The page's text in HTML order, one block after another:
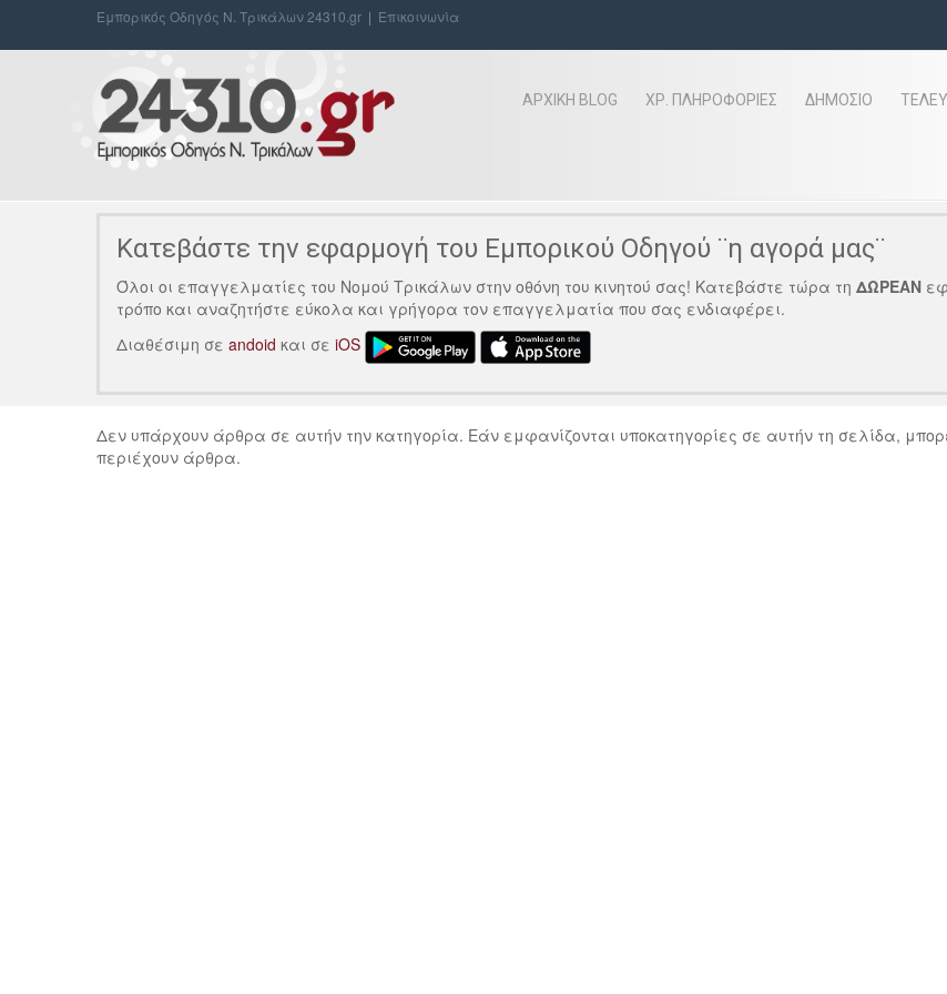
Εμπορικός Οδηγός Ν. Τρικάλων 24310.gr | Επικοινωνία
ΑΡΧΙΚΗ BLOG ΧΡ. ΠΛΗΡΟΦΟΡΊΕΣ ΔΗΜΟΣΙΟ
Κατεβάστε την εφαρμογή του Εμπορικού Οδηγού ¨η αγορά μας¨
Όλοι οι επαγγελματίες του Νομού Τρικάλων στην οθόνη του κινητού σας! Κατεβάστε τώρα τη ΔΩΡΕΑΝ
τρόπο και αναζητήστε εύκολα και γρήγορα τον επαγγελματία που σας ενδιαφέρει.
Διαθέσιμη σε andoid και σε iOS
Δεν υπάρχουν άρθρα σε αυτήν την κατηγορία. Εάν εμφανίζονται υποκατηγορίες σε αυτήν τη σελίδα,
περιέχουν άρθρα.